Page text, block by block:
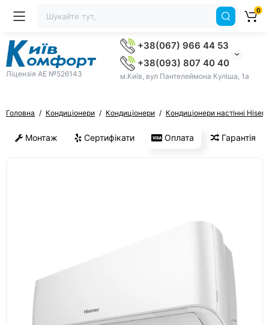
Ліцензія AE №526143
+38(067) 966 44 53
+38(093) 807 40 40
м.Київ, вул Пантелеймона Куліша, 1а
0
Головна Кондиціонери Кондиціонери Кондиціонери настінні
Монтаж Сертифікати Оплата Гарантія